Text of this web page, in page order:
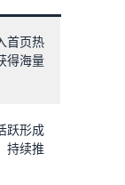
首页热
得海量
跃形成
持续推